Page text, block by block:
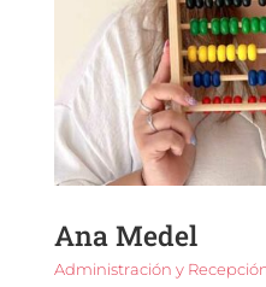
Ana Medel
Administración y